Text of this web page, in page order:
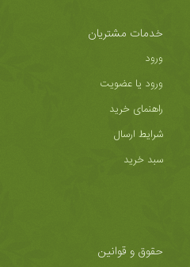
خدمات مشتریان
ورود
ورود یا عضویت
راهنمای خرید
شرایط ارسال
سبد خرید
حقوق و قوانین